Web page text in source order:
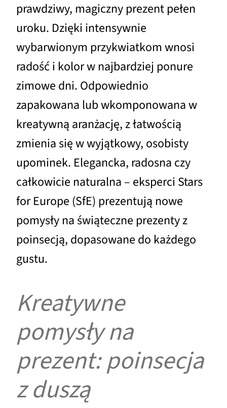
prawdziwy, magiczny prezent pełen
uroku. Dzięki intensywnie
wybarwionym przykwiatkom wnosi
radość i kolor w najbardziej ponure
zimowe dni. Odpowiednio
zapakowana lub wkomponowana w
kreatywną aranżację, z łatwością
zmienia się w wyjątkowy, osobisty
upominek. Elegancka, radosna czy
całkowicie naturalna – eksperci Stars
for Europe (SfE) prezentują nowe
pomysły na świąteczne prezenty z
poinsecją, dopasowane do każdego
gustu.
Kreatywne
pomysły na
prezent: poinsecja
z duszą